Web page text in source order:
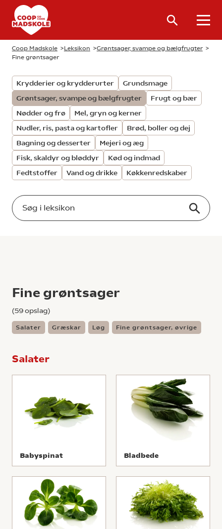
Coop Madskole >Leksikon >Grøntsager, svampe og bælgfrugter >
Fine grøntsager
Krydderier og krydderurter
Grundsmage
Grøntsager, svampe og bælgfrugter
Frugt og bær
Nødder og frø
Mel, gryn og kerner
Nudler, ris, pasta og kartofler
Brød, boller og dej
Bagning og desserter
Mejeri og æg
Fisk, skaldyr og bløddyr
Kød og indmad
Fedtstoffer
Vand og drikke Køkkenredskaber
Fine grøntsager
(59opslag)
Salater Græskar Løg Fine grøntsager, øvrige
Salater
Babyspinat Bladbede